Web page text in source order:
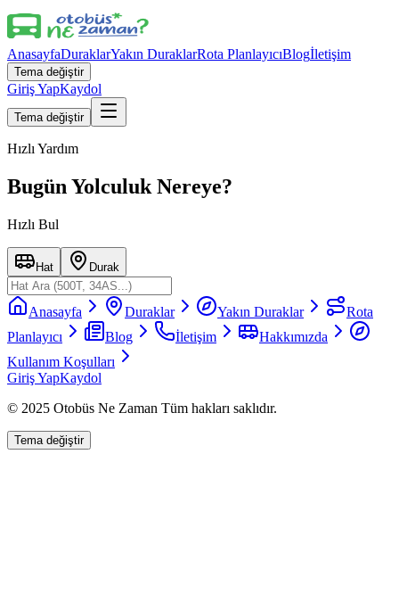
AnasayfaDuraklarYakın DuraklarRota PlanlayıcıBlogİletişim
Tema değiştir
Giriş YapKaydol
Tema değiştir
Hızlı Yardım
Bugün Yolculuk Nereye?
Hızlı Bul
Hat Durak
Anasayfa Duraklar Yakın Duraklar
Rota
Planlayıcı
Blog İletişim
Hakkımızda
Kullanım Koşulları
Giriş YapKaydol
© 2025 Otobüs Ne Zaman Tüm hakları saklıdır.
Tema değiştir